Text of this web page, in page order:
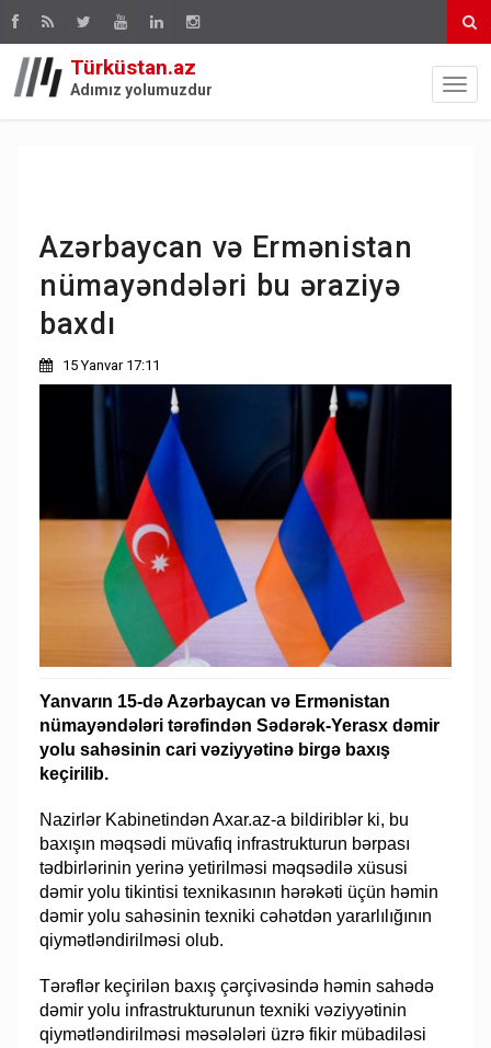
Türküstan.az
Adımız yolumuzdur
Azərbaycan və Ermənistan
nümayəndələri bu əraziyə
baxdı
15 Yanvar 17:11
Yanvarın 15-də Azərbaycan və Ermənistan
nümayəndələri tərəfindən Sədərək-Yerasx dəmir
yolu sahəsinin cari vəziyyətinə birgə baxış
keçirilib.
Nazirlər Kabinetindən Axar.az-a bildiriblər ki, bu
baxışın məqsədi müvafiq infrastrukturun bərpası
tədbirlərinin yerinə yetirilməsi məqsədilə xüsusi
dəmir yolu tikintisi texnikasının hərəkəti üçün həmin
dəmir yolu sahəsinin texniki cəhətdən yararlılığının
qiymətləndirilməsi olub.
Tərəflər keçirilən baxış çərçivəsində həmin sahədə
dəmir yolu infrastrukturunun texniki vəziyyətinin
qiymətləndirilməsi məsələləri üzrə fikir mübadiləsi